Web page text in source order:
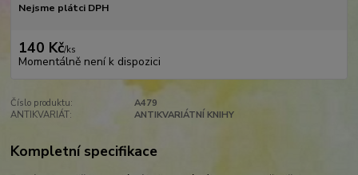
Nejsme plátci DPH
140 Kč/ks
Momentálně není k dispozici
Číslo produktu:
A479
ANTIKVARIÁT:
ANTIKVARIÁTNÍ KNIHY
Kompletní specifikace